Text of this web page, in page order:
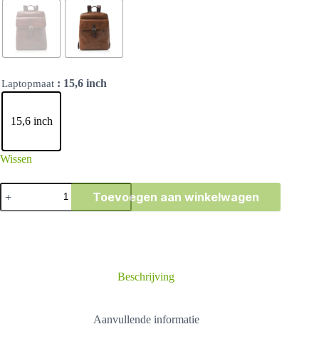
Laptopmaat : 15,6 inch
15,6 inch
Wissen
Castelijn&Beerens
Rien
Laptop
Toevoegen aan winkelwagen
Beschrijving
Aanvullende informatie